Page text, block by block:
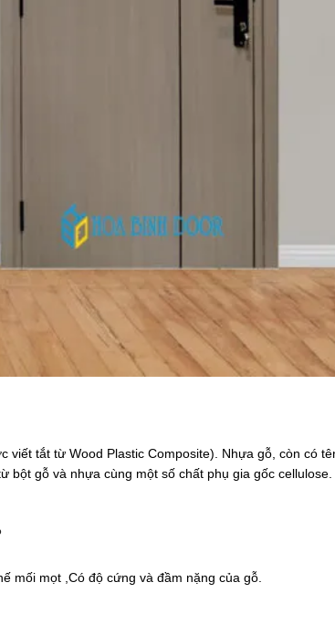
tắt từ Wood Plastic Composite). Nhựa gỗ, còn có
gỗ và nhựa cùng một số chất phụ gia gốc
mối mọt ,Có độ cứng và đầm nặng của gỗ.